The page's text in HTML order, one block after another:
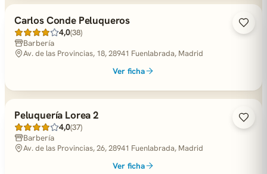
Carlos Conde Peluqueros
4,0(38)
Barbería
Av. de las Provincias, 18, 28941 Fuenlabrada, Madrid
Ver ficha
Peluquería Lorea 2
4,0(37)
Barbería
Av. de las Provincias, 26, 28941 Fuenlabrada, Madrid
Ver ficha